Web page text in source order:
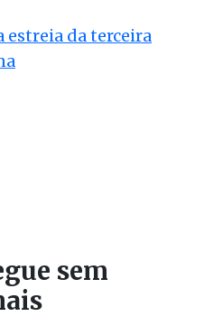
estreia da terceira
sem